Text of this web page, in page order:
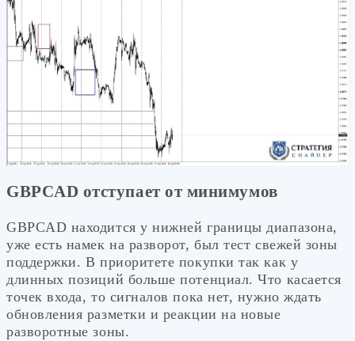
GBPCAD отступает от минимумов
GBPCAD находится у нижней границы диапазона,
уже есть намек на разворот, был тест свежей зоны
поддержки. В приоритете покупки так как у
длинных позиций больше потенциал. Что касается
точек входа, то сигналов пока нет, нужно ждать
обновления разметки и реакции на новые
разворотные зоны.